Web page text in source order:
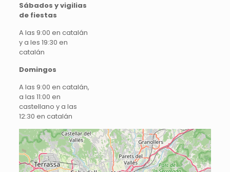
Sábados y vigilias
de fiestas
A las 9:00 en catalán
y a les 19:30 en
catalán
Domingos
A las 9:00 en catalán,
a las 11:00 en
castellano y a las
12:30 en catalán